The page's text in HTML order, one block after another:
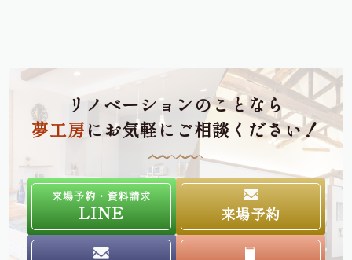
リノベーションのことなら
夢工房にお気軽にご相談ください！
来場予約・資料請求
LINE 来場予約